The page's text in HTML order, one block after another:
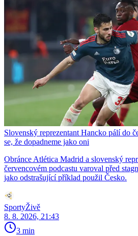
Slovenský reprezentant Hancko pálí do
se, že dopadneme jako oni
Obránce Atlética Madrid a slovenský
červencovém podcastu varoval před
jako odstrašující příklad použil Česko.
SportyŽivě
8. 8. 2026, 21:43
3 min